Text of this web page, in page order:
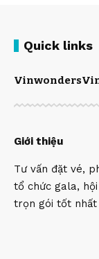
Quick links
Vinwonders
Giới thiệu
Tư vấn đặt vé,
tổ chức gala,
trọn gói tốt nhất